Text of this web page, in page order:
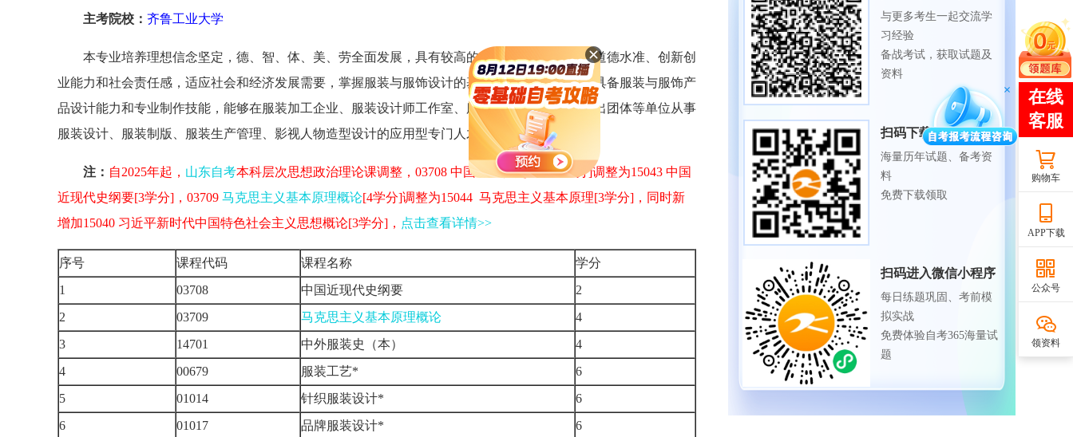
主考院校： 齐鲁工业大学
本专业培养理想信念坚定，德、智、体、美、劳全面发展，具有较高的科学文化素养、职业道德水准、创新创
业能力和社会责任感，适应社会和经济发展需要，掌握服装与服饰设计的基础理论和基础知识，具备服装与服饰产
品设计能力和专业制作技能，能够在服装加工企业、服装设计师工作室、服装品牌公司和文化演出团体等单位从事
服装设计、服装制版、服装生产管理、影视人物造型设计的应用型专门人才。
注： 自2025年起， 山东自考本科层次思想政治理论课调整，03708 中国近现代史纲要[2学分]调整为15043 中国
近现代史纲要[3学分]，03709 马克思主义基本原理概论[4学分]调整为15044 马克思主义基本原理[3学分]，同时新
增加15040 习近平新时代中国特色社会主义思想概论[3学分]， 点击查看详情>>
序号 课程代码 课程名称
学分
1
03708 中国近现代史纲要
2
2
03709 马克思主义基本原理概论
4
3
14701 中外服装史（本）
4
4
00679 服装工艺*
6
5
01014 针织服装设计*
6
6
01017 品牌服装设计*
6
与更多考生一起交流学
习经验
备战考试，获取试题及
资料
扫码下载APP
海量历年试题、备考资
料
免费下载领取
扫码进入微信小程序
每日练题巩固、考前模
拟实战
免费体验自考365海量试
题
购物车
APP下载
公众号
领资料